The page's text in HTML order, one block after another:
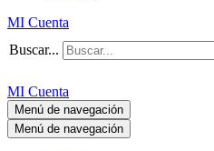
MI Cuenta
Buscar...
MI Cuenta
Menú de navegación
Menú de navegación